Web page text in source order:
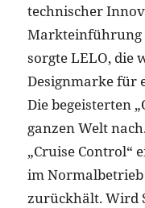
technischer
Markteinführung
sorgte LELO, die
Designmarke für
Die begeisterten
ganzen Welt
„Cruise Control“
im
zurückhält. Wird